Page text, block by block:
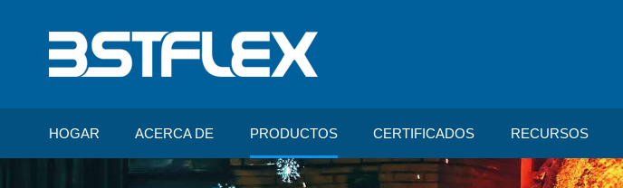
HOGAR ACERCA DE PRODUCTOS CERTIFICADOS RECURSOS